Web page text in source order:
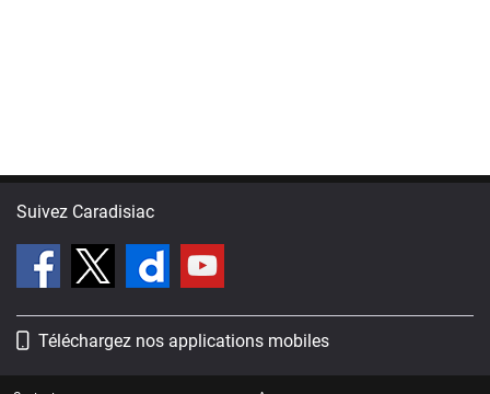
Suivez Caradisiac
Téléchargez nos applications mobiles